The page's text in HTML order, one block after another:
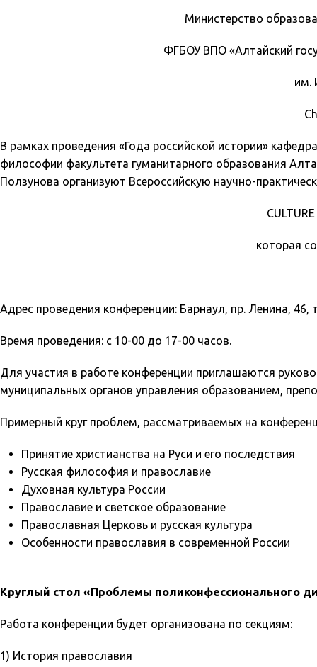
Министерство
ФГБОУ ВПО «Алтайский
им.
В рамках проведения «Года российской истории»
философии факультета гуманитарного образования
Ползунова организуют Всероссийскую научно-
которая
Адрес проведения конференции: Барнаул, пр. Ленина, 46,
Время проведения: с 10-00 до 17-00 часов.
Для участия в работе конференции приглашаются
муниципальных органов управления образованием,
Примерный круг проблем, рассматриваемых на
Принятие христианства на Руси и его последствия
Русская философия и православие
Духовная культура России
Православие и светское образование
Православная Церковь и русская культура
Особенности православия в современной России
Круглый стол «Проблемы поликонфессионального
Работа конференции будет организована по секциям:
1) История православия